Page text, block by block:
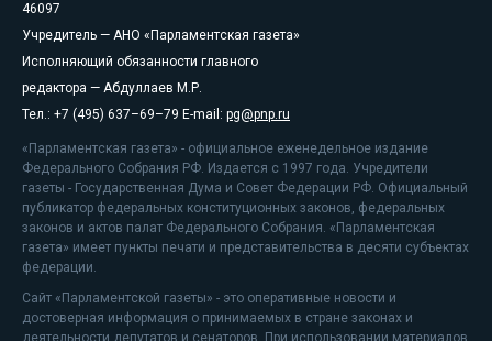
46097
Учредитель — АНО «Парламентская газета»
Исполняющий обязанности главного
редактора — Абдуллаев М.Р.
Тел.: +7 (495) 637–69–79 E-mail: pg@pnp.ru
«Парламентская газета» - официальное еженедельное издание
Федерального Собрания РФ. Издается с 1997 года. Учредители
газеты - Государственная Дума и Совет Федерации РФ. Официальный
публикатор федеральных конституционных законов, федеральных
законов и актов палат Федерального Собрания. «Парламентская
газета» имеет пункты печати и представительства в десяти субъектах
федерации.
Сайт «Парламентской газеты» - это оперативные новости и
достоверная информация о принимаемых в стране законах и
деятельности депутатов и сенаторов. При использовании материалов